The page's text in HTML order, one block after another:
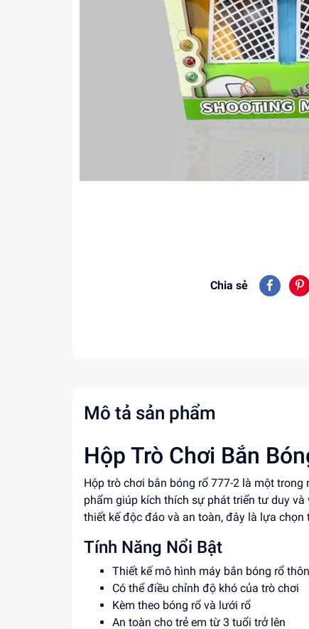
Chia sẻ
Mô tả sản phẩm
Hộp Trò Chơi Bắn
Hộp trò chơi bắn bóng rổ 777-2 là một
phẩm giúp kích thích sự phát triển tư duy
thiết kế độc đáo và an toàn, đây là lựa
Tính Năng Nổi Bật
Thiết kế mô hình máy bắn bóng rổ
Có thể điều chỉnh độ khó của trò chơi
Kèm theo bóng rổ và lưới rổ
An toàn cho trẻ em từ 3 tuổi trở lên